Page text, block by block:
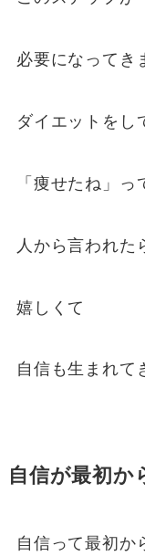
必要になってき
ダイエットをし
「痩せたね」っ
人から言われた
嬉しくて
自信も生まれて
自信が最初か
自信って最初か